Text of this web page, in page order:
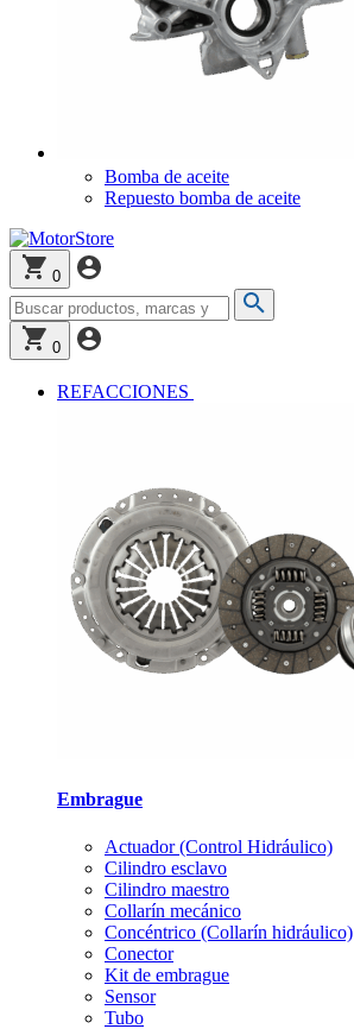
Bomba de aceite
Repuesto bomba de aceite
0
0
REFACCIONES
Embrague
Actuador (Control Hidráulico)
Cilindro esclavo
Cilindro maestro
Collarín mecánico
Concéntrico (Collarín hidráulico)
Conector
Kit de embrague
Sensor
Tubo